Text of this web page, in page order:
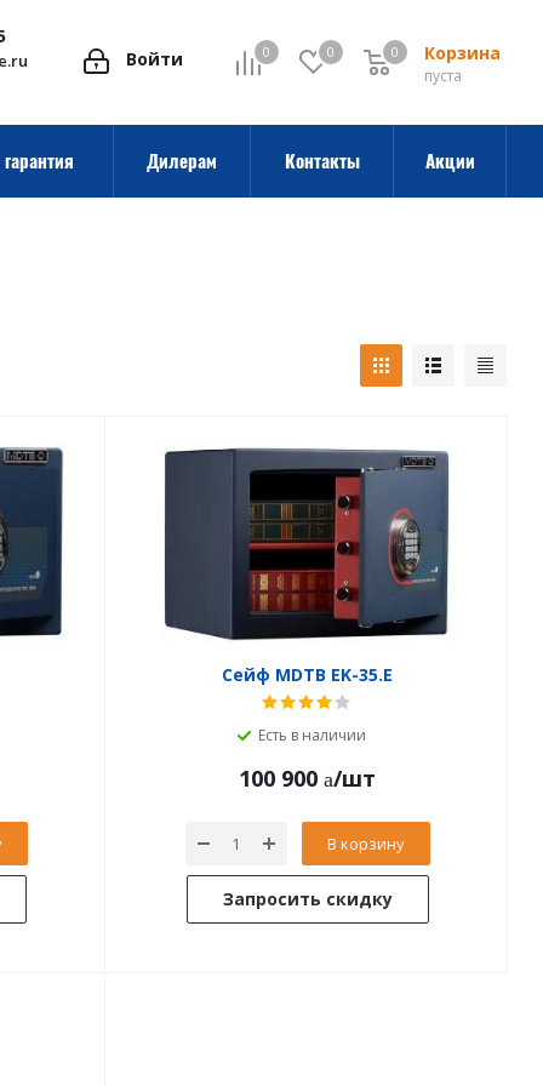
0 0 Корзина
0
пуста
0
Войти
Дилерам Контакты Акции
Сейф MDTB EK-35.E
Есть в наличии
100 900 /шт
В корзину
Запросить скидку